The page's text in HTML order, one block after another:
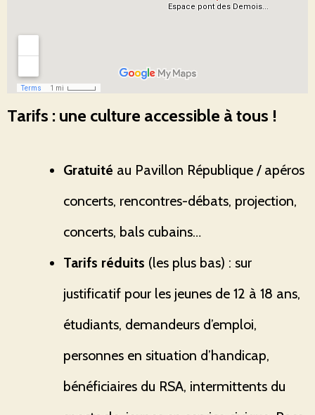
Tarifs : une culture accessible à tous !
Gratuité au Pavillon République / apéros
concerts, rencontres-débats, projection,
concerts, bals cubains…
Tarifs réduits (les plus bas) : sur
justificatif pour les jeunes de 12 à 18 ans,
étudiants, demandeurs d’emploi,
personnes en situation d’handicap,
bénéficiaires du RSA, intermittents du